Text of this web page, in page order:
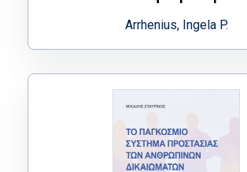
Arrhenius, Ingela P.